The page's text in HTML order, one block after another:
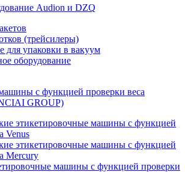
Audion и DZQ
(трейсилеры)
для упаковки в вакуум
оборудование
с функцией проверки веса
GROUP)
этикетировочные машины с функцией
Venus
этикетировочные машины с функцией
Mercury
машины с функцией проверки